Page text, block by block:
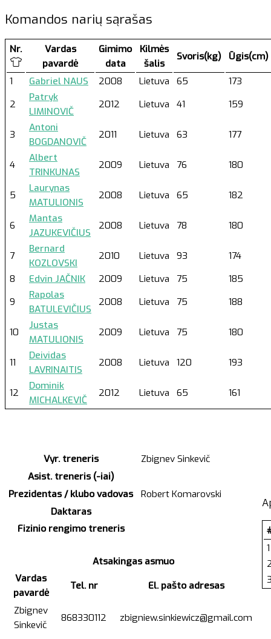
Komandos narių sąrašas
Nr.
Vardas
pavardė
Gimimo
data
Kilmės
šalis
Svoris(kg) Ūgis(cm)
1 Gabriel NAUS 2008 Lietuva 65
173
2
Patryk
LIMINOVIČ
2012 Lietuva 41 159
3
Antoni
BOGDANOVIČ
2011 Lietuva 63 177
4
Albert
TRINKUNAS
2009 Lietuva 76 180
5
Laurynas
MATULIONIS
2008 Lietuva 65 182
6
Mantas
JAZUKEVIČIUS
2008 Lietuva 78 180
7
Bernard
KOZLOVSKI
2010 Lietuva 93
174
8
Edvin JAČNIK 2009 Lietuva 75
185
9
Rapolas
BATULEVIČIUS
2008 Lietuva 75 188
10
Justas
MATULIONIS
2009 Lietuva 75 180
11
Deividas
LAVRINAITIS
2008 Lietuva 120 193
12
Dominik
MICHALKEVIČ
2012 Lietuva 65 161
Vyr. treneris
Zbignev Sinkevič
Asist. treneris (-iai)
Prezidentas / klubo vadovas
Robert Komarovski
Daktaras
Fizinio rengimo treneris
Atsakingas asmuo
Vardas
pavardė
Tel. nr El. pašto adresas
Zbignev
Sinkevič
868330112 zbigniew.sinkiewicz@gmail.com
1